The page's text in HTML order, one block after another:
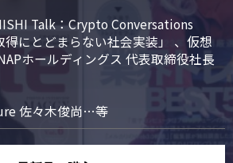
Talk：Crypto Conversations
得にとどまらない社会実装」 、仮想
ホールディングス 代表取締役社長
佐々木俊尚…等